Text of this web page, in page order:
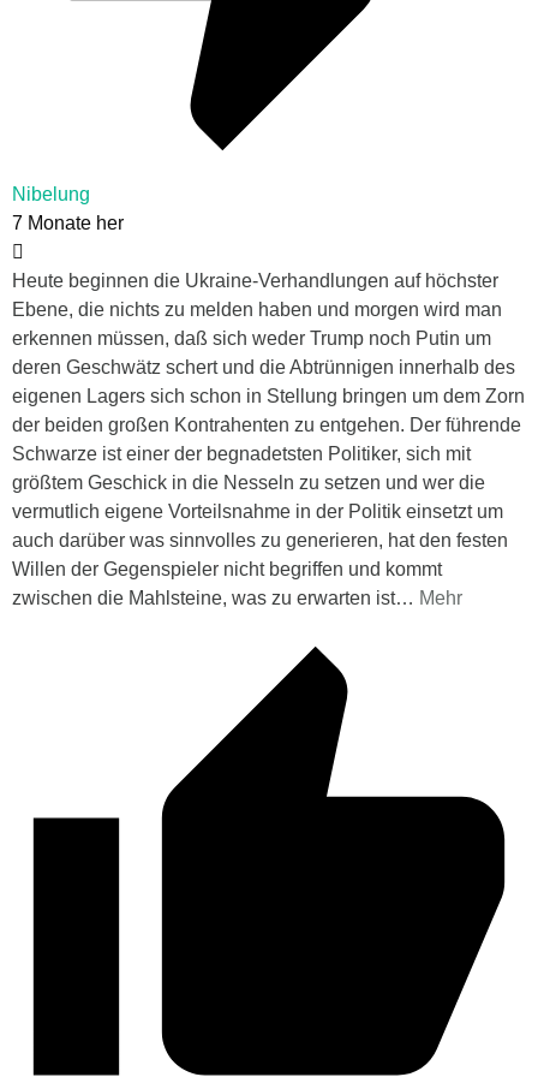
Nibelung
7 Monate her
Heute beginnen die Ukraine-Verhandlungen auf höchster
Ebene, die nichts zu melden haben und morgen wird man
erkennen müssen, daß sich weder Trump noch Putin um
deren Geschwätz schert und die Abtrünnigen innerhalb des
eigenen Lagers sich schon in Stellung bringen um dem Zorn
der beiden großen Kontrahenten zu entgehen. Der führende
Schwarze ist einer der begnadetsten Politiker, sich mit
größtem Geschick in die Nesseln zu setzen und wer die
vermutlich eigene Vorteilsnahme in der Politik einsetzt um
auch darüber was sinnvolles zu generieren, hat den festen
Willen der Gegenspieler nicht begriffen und kommt
zwischen die Mahlsteine, was zu erwarten ist… Mehr